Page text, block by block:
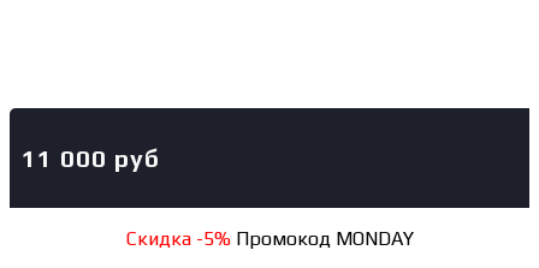
11 000 руб
Скидка -5%Промокод MONDAY